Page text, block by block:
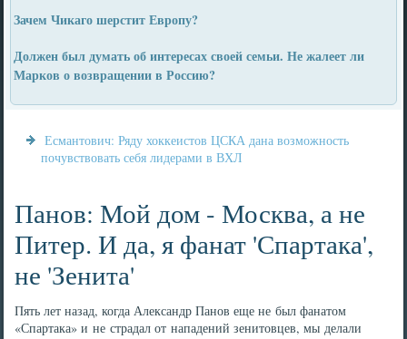
Зачем Чикаго шерстит Европу?
Должен был думать об интересах своей семьи. Не жалеет ли
Марков о возвращении в Россию?
Есмантович: Ряду хоккеистов ЦСКА дана возможность
почувствовать себя лидерами в ВХЛ
Панов: Мой дом - Москва, а не
Питер. И да, я фанат 'Спартака',
не 'Зенита'
Пять лет назад, когда Александр Панов еще не был фанатом
«Спартака» и не страдал от нападений зенитовцев, мы делали